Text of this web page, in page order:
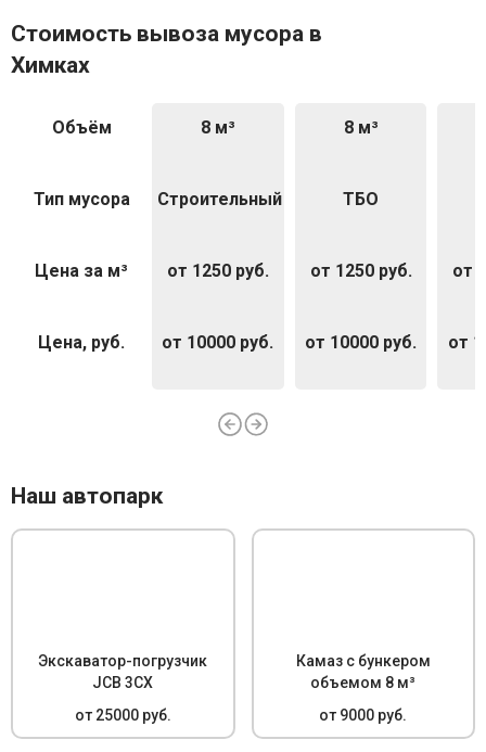
Стоимость вывоза мусора в
Химках
Объём
Тип мусора
Цена за м³
Цена, руб.
8 м³
Строительный
от 1250 руб.
от 10000 руб.
8 м³
ТБО
от 1250 руб.
от 10000 руб.
от
от
Наш автопарк
Экскаватор-погрузчик
JCB 3CX
от 25000 руб.
Камаз с бункером
объемом 8 м³
от 9000 руб.